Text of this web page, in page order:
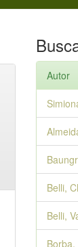
Autor
Belli,
Belli,